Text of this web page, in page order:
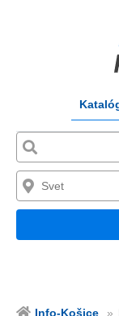
Info-Košice